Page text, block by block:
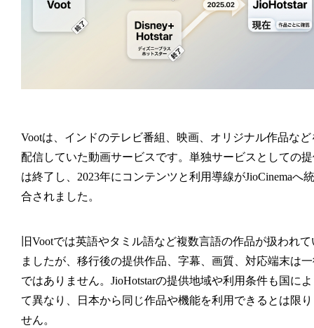
Vootは、インドのテレビ番組、映画、オリジナル作品など
配信していた動画サービスです。単独サービスとしての
は終了し、2023年にコンテンツと利用導線がJioCinemaへ統
合されました。
旧Vootでは英語やタミル語など複数言語の作品が扱われて
ましたが、移行後の提供作品、字幕、画質、対応端末は
ではありません。JioHotstarの提供地域や利用条件も国に
て異なり、日本から同じ作品や機能を利用できるとは限
せん。